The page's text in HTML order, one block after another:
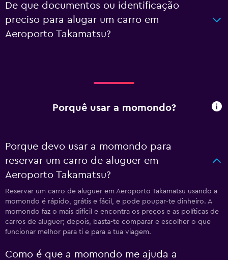
De que documentos ou identificação
preciso para alugar um carro em
Aeroporto Takamatsu?
Porquê usar a momondo?
Porque devo usar a momondo para
reservar um carro de aluguer em
Aeroporto Takamatsu?
Reservar um carro de aluguer em Aeroporto Takamatsu usando a
momondo é rápido, grátis e fácil, e pode poupar-te dinheiro. A
momondo faz o mais difícil e encontra os preços e as políticas de
carros de aluguer; depois, basta-te comparar e escolher o que
funcionar melhor para ti e para a tua viagem.
Como é que a momondo me ajuda a